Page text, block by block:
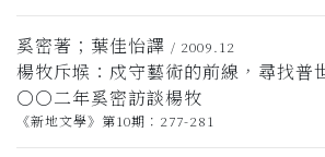
奚密著；葉佳怡譯 / 2009.12
楊牧斥堠：戍守藝術的前線，尋找
○○二年奚密訪談楊牧
《新地文學》第10期：277-281